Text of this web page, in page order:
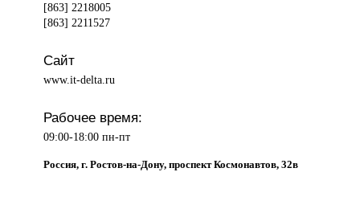
[863] 2218005
[863] 2211527
Сайт
www.it-delta.ru
Рабочее время:
09:00-18:00 пн-пт
Россия, г. Ростов-на-Дону, проспект Космонавтов, 32в